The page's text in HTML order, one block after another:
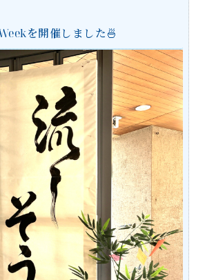
を開催しました🍜